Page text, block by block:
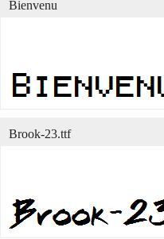
Bienvenu
Brook-23.ttf